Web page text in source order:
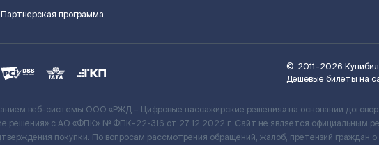
Партнерская программа
© 2011–2026
Дешёвые билеты на
веб-системы ООО «РЖД – Цифровые пассажирские решения» на основании
решения» c АО «ФПК» № ФПК-22-316 от 27.12.2022 г. Сайт не является официальным
покупки. По вопросам рассмотрения обращений, жалоб, претензий граждан